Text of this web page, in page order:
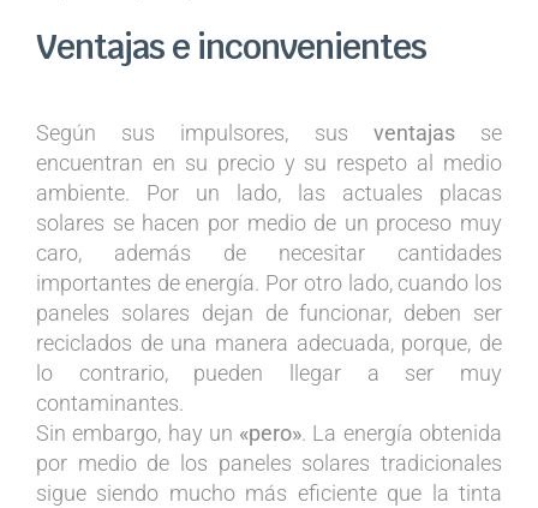
Ventajas e inconvenientes
Según sus impulsores, sus ventajasse
encuentran en su precio y su respeto al medio
ambiente. Por un lado, las actuales placas
solares se hacen por medio de un proceso muy
caro, además de necesitar cantidades
importantes de energía. Por otro lado, cuando los
paneles solares dejan de funcionar, deben ser
reciclados de una manera adecuada, porque, de
lo contrario, pueden llegar a ser muy
contaminantes.
Sin embargo, hay un «pero». La energía obtenida
por medio de los paneles solares tradicionales
sigue siendo mucho más eficiente que la tinta